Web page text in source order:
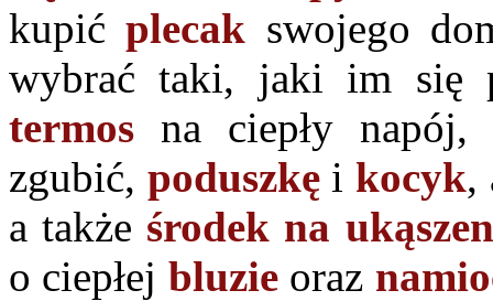
kupićplecak swojego
wybrać taki, jaki im się
termos na ciepły
zgubić, poduszkę i kocyk,
a także środek na
o ciepłej bluzieoraz